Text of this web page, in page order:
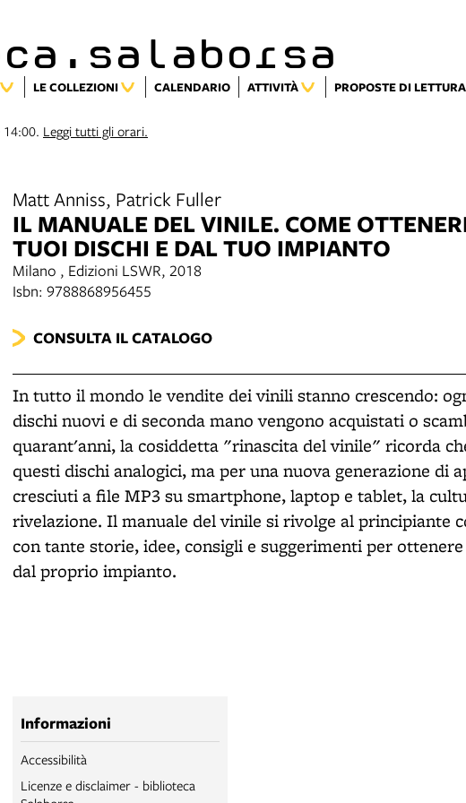
LE COLLEZIONI CALENDARIO ATTIVITÀ PROPOSTE DI
14:00. Leggi tutti gli orari.
Matt Anniss, Patrick Fuller
IL MANUALE DEL VINILE. COME
TUOI DISCHI E DAL TUO IMPIANTO
Milano , Edizioni LSWR, 2018
Isbn: 9788868956455
CONSULTA IL CATALOGO
In tutto il mondo le vendite dei vinili stanno crescendo:
dischi nuovi e di seconda mano vengono acquistati o
quarant'anni, la cosiddetta "rinascita del vinile" ricorda
questi dischi analogici, ma per una nuova generazione di
cresciuti a file MP3 su smartphone, laptop e tablet, la
rivelazione. Il manuale del vinile si rivolge al principiante
con tante storie, idee, consigli e suggerimenti per
dal proprio impianto.
Informazioni
Accessibilità
Licenze e disclaimer - biblioteca